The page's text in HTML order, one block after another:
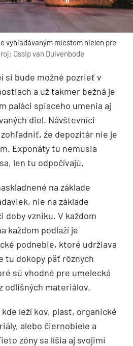
vyhľadávaným miestom nielen pre
Ossip van Duivenbode
si bude možné pozrieť v
a už takmer bežná je
paláci spiaceho umenia aj
diel. Návštevníci
že depozitár nie je
Exponáty tu nemusia
len tu odpočívajú.
na základe
nie na základe
doby vzniku. V každom
každom podlaží je
podnebie, ktoré udržiava
tu dokopy päť rôznych
sú vhodné pre umelecká
odlišných materiálov.
leží kov, plast, organické
alebo čiernobiele a
zóny sa líšia aj svojimi